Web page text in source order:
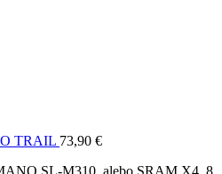
TRAIL 73,90 €
SL-M310, alebo SRAM X4, 8